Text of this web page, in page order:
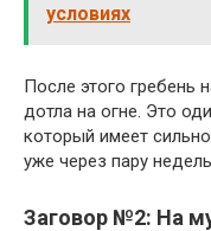
условиях
После этого гребень
дотла на огне. Это
который имеет
уже через пару
Заговор №2: На